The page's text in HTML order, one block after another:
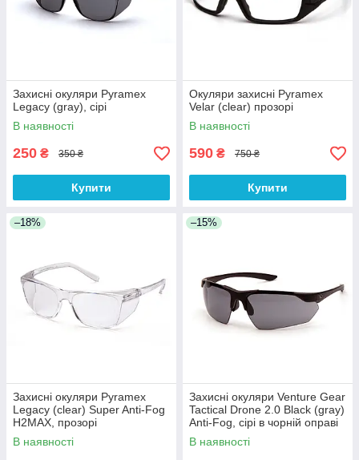
Захисні окуляри Pyramex
Legacy (gray), сірі
В наявності
250 ₴ 350 ₴
Купити
Окуляри захисні Pyramex
Velar (clear) прозорі
В наявності
590 ₴ 750 ₴
Купити
–18%
Захисні окуляри Pyramex
Legacy (clear) Super Anti-Fog
H2MAX, прозорі
В наявності
–15%
Захисні окуляри Venture Gear
Tactical Drone 2.0 Black (gray)
Anti-Fog, сірі в чорній оправі
В наявності